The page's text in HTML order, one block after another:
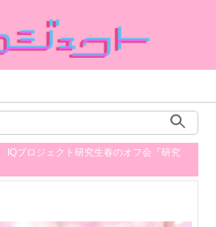
IQプロジェクト研究生春のオフ会『研究